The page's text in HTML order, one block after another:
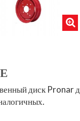
диск Pronar